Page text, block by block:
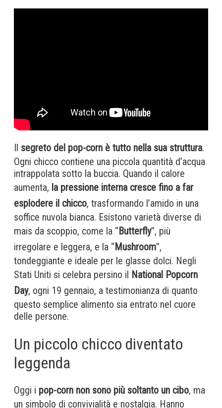
Il segreto del pop-corn è tutto nella sua struttura.
Ogni chicco contiene una piccola quantità d’acqua
intrappolata sotto la buccia. Quando il calore
aumenta, la pressione interna cresce fino a far
esplodere il chicco, trasformando l’amido in una
soffice nuvola bianca. Esistono varietà diverse di
mais da scoppio, come la “Butterfly”, più
irregolare e leggera, e la “Mushroom”,
tondeggiante e ideale per le glasse dolci. Negli
Stati Uniti si celebra persino il National Popcorn
Day, ogni 19 gennaio, a testimonianza di quanto
questo semplice alimento sia entrato nel cuore
delle persone.
Un piccolo chicco diventato
leggenda
Oggi i pop-corn non sono più soltanto un cibo, ma
un simbolo di convivialità e nostalgia. Hanno